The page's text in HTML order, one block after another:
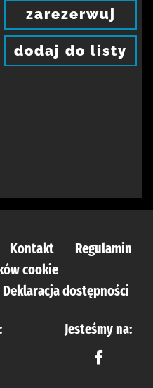
zarezerwuj
dodaj do listy
Kontakt
Regulamin
cookie
Deklaracja dostępności
Jesteśmy na: